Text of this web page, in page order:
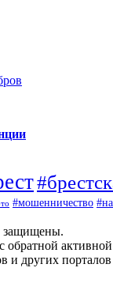
#мошенничество
защищены.
других